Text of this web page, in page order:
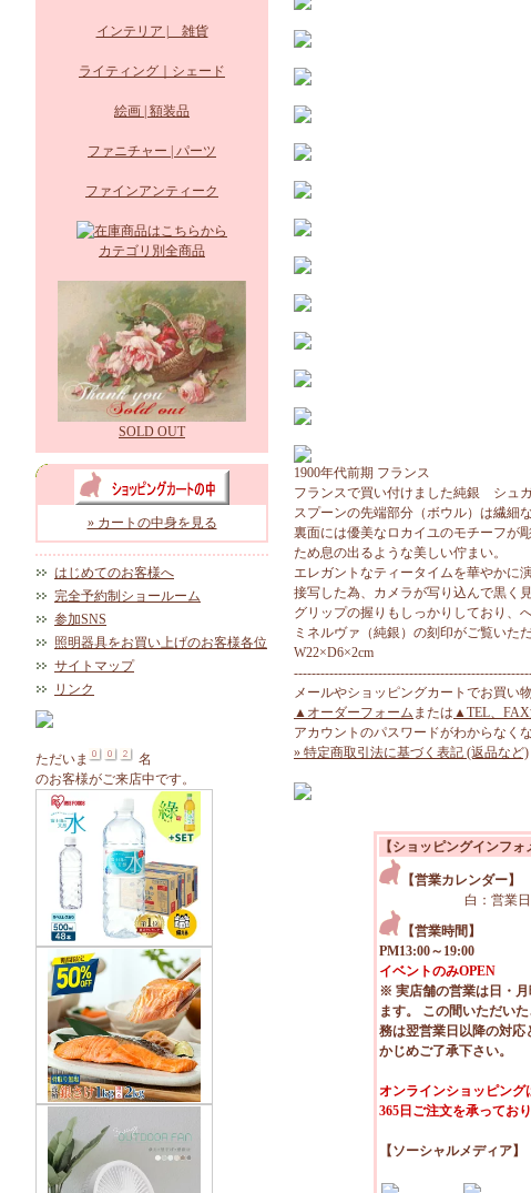
インテリア | 雑貨
ライティング｜シェード
絵画 | 額装品
ファニチャー | パーツ
ファインアンティーク
カテゴリ別全商品
SOLD OUT
» カートの中身を見る
はじめてのお客様へ
完全予約制ショールーム
参加SNS
照明器具をお買い上げのお客様各位
サイトマップ
リンク
ただいま
名
のお客様がご来店中です。
1900年代前期 フランス
フランスで買い付けました純銀 シュガ
スプーンの先端部分（ボウル）は繊細
裏面には優美なロカイユのモチーフが
ため息の出るような美しい佇まい。
エレガントなティータイムを華やかに
接写した為、カメラが写り込んで黒く
グリップの握りもしっかりしており、
ミネルヴァ（純銀）の刻印がご覧いただ
W22×D6×2cm
メールやショッピングカートでお買い
▲オーダーフォーム または ▲TEL、
アカウントのパスワードがわからなく
» 特定商取引法に基づく表記 (返品など)
【ショッピングインフォ
【営業カレンダー】
白：営業
【営業時間】
PM13:00～19:00
イベントのみOPEN
※ 実店舗の営業は日・月
ます。 この間いただい
務は翌営業日以降の対応
かじめご了承下さい。
オンラインショッピング
365日ご注文を承っており
【ソーシャルメディア】